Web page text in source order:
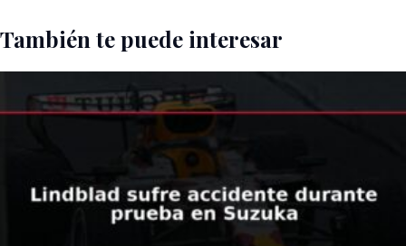
También te puede interesar